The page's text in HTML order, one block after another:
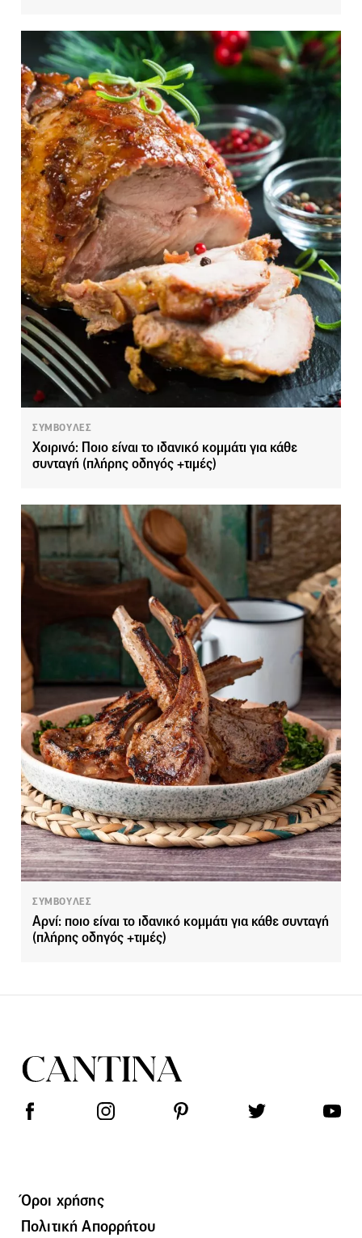
ΣΥΜΒΟΥΛΕΣ
Xοιρινό: Ποιο είναι το ιδανικό κομμάτι για κάθε
συνταγή (πλήρης οδηγός +τιμές)
ΣΥΜΒΟΥΛΕΣ
Aρνί: ποιο είναι το ιδανικό κομμάτι για κάθε συνταγή
(πλήρης οδηγός +τιμές)
Όροι χρήσης
Πολιτική Απορρήτου